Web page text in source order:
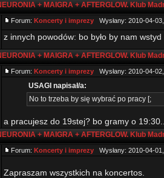
+ MAIGRA + AFTERGLOW. Klub
Forum: Koncerty i imprezy Wysłany: 2010-04-
z innych powodów: bo było by nam
+ MAIGRA + AFTERGLOW. Klub
Forum: Koncerty i imprezy Wysłany: 2010-04-
USAGI napisał/a:
No to trzeba by się wybrać po pracy [;
a pracujesz do 19stej? bo gramy o
+ MAIGRA + AFTERGLOW. Klub
Forum: Koncerty i imprezy Wysłany: 2010-04-
Zapraszam wszystkich na koncertos.